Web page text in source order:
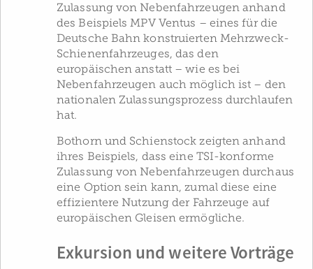
Zulassung von Nebenfahrzeugen anhand
des Beispiels MPV Ventus – eines für die
Deutsche Bahn konstruierten Mehrzweck-
Schienenfahrzeuges, das den
europäischen anstatt – wie es bei
Nebenfahrzeugen auch möglich ist – den
nationalen Zulassungsprozess durchlaufen
hat.
Bothorn und Schienstock zeigten anhand
ihres Beispiels, dass eine TSI-konforme
Zulassung von Nebenfahrzeugen durchaus
eine Option sein kann, zumal diese eine
effizientere Nutzung der Fahrzeuge auf
europäischen Gleisen ermögliche.
Exkursion und weitere Vorträge